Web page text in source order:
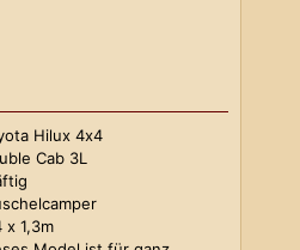
Hilux 4x4
Cab 3L
x 1,3m